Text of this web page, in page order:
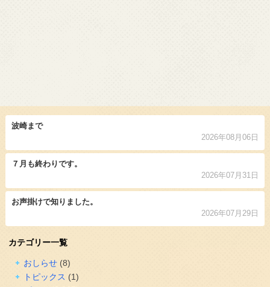
波崎まで
2026年08月06日
７月も終わりです。
2026年07月31日
お声掛けで知りました。
2026年07月29日
カテゴリー一覧
おしらせ(8)
トピックス (1)